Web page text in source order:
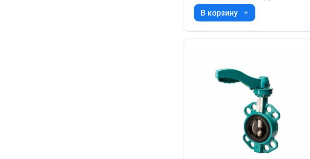
В корзину